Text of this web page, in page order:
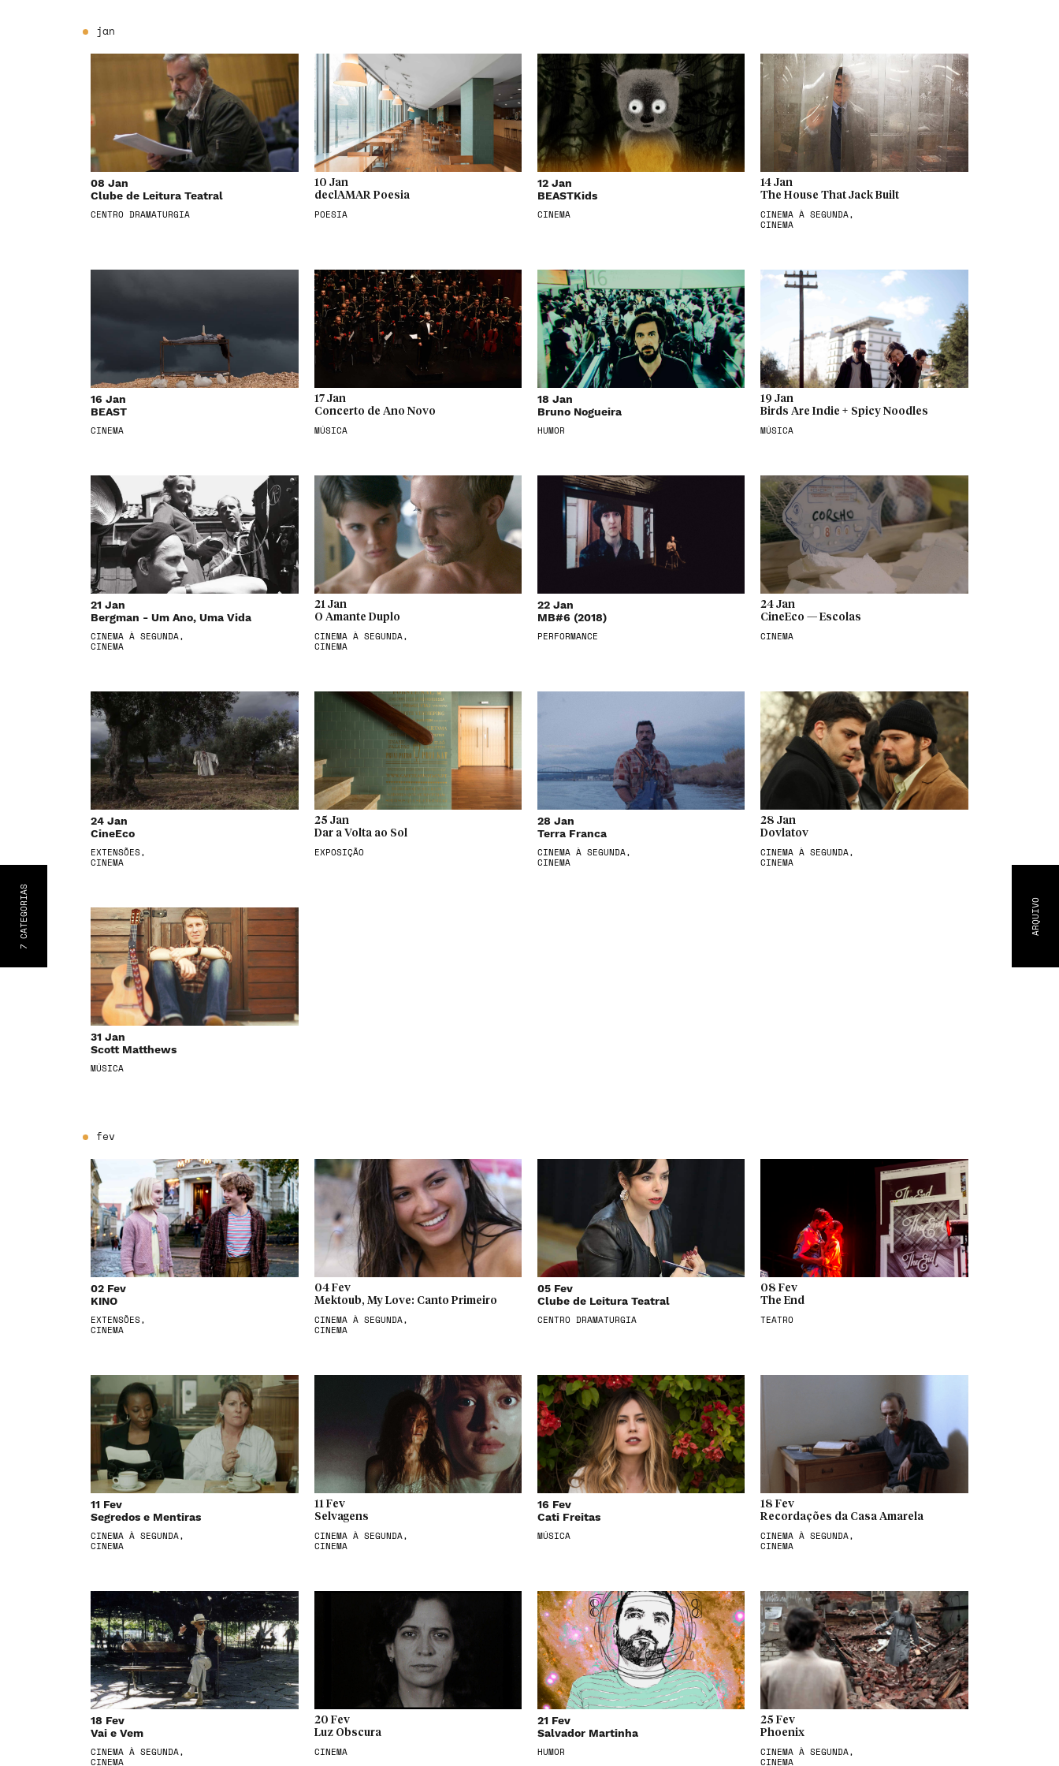
ARQUIVO
7
CATEGORIA
S
jan
08 Jan
Clube de Leitura Teatral
CENTRO DRAMATURGIA
10 Jan
declAMAR Poesia
POESIA
12 Jan
BEASTKids
CINEMA
14 Jan
The House That Jack Built
CINEMA À SEGUNDA,
CINEMA
16 Jan
BEAST
CINEMA
17 Jan
Concerto de Ano Novo
MÚSICA
18 Jan
Bruno Nogueira
HUMOR
19 Jan
Birds Are Indie + Spicy Noodles
MÚSICA
21 Jan
Bergman - Um Ano, Uma Vida
CINEMA À SEGUNDA,
CINEMA
21 Jan
O Amante Duplo
CINEMA À SEGUNDA,
CINEMA
22 Jan
MB#6 (2018)
PERFORMANCE
24 Jan
CineEco — Escolas
CINEMA
24 Jan
CineEco
EXTENSÕES,
CINEMA
25 Jan
Dar a Volta ao Sol
EXPOSIÇÃO
28 Jan
Terra Franca
CINEMA À SEGUNDA,
CINEMA
28 Jan
Dovlatov
CINEMA À SEGUNDA,
CINEMA
31 Jan
Scott Matthews
MÚSICA
fev
02 Fev
KINO
EXTENSÕES,
CINEMA
04 Fev
Mektoub, My Love: Canto Primeiro
CINEMA À SEGUNDA,
CINEMA
05 Fev
Clube de Leitura Teatral
CENTRO DRAMATURGIA
08 Fev
The End
TEATRO
11 Fev
Segredos e Mentiras
CINEMA À SEGUNDA,
CINEMA
11 Fev
Selvagens
CINEMA À SEGUNDA,
CINEMA
16 Fev
Cati Freitas
MÚSICA
18 Fev
Recordações da Casa Amarela
CINEMA À SEGUNDA,
CINEMA
18 Fev
Vai e Vem
CINEMA À SEGUNDA,
CINEMA
20 Fev
Luz Obscura
CINEMA
21 Fev
Salvador Martinha
HUMOR
25 Fev
Phoenix
CINEMA À SEGUNDA,
CINEMA